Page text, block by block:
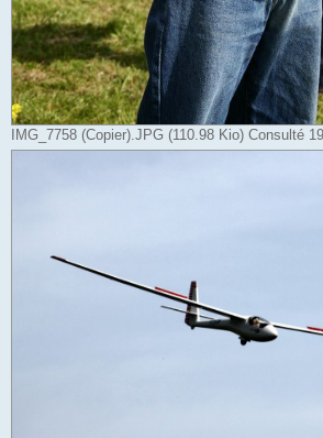
IMG_7758 (Copier).JPG (110.98 Kio) Consulté